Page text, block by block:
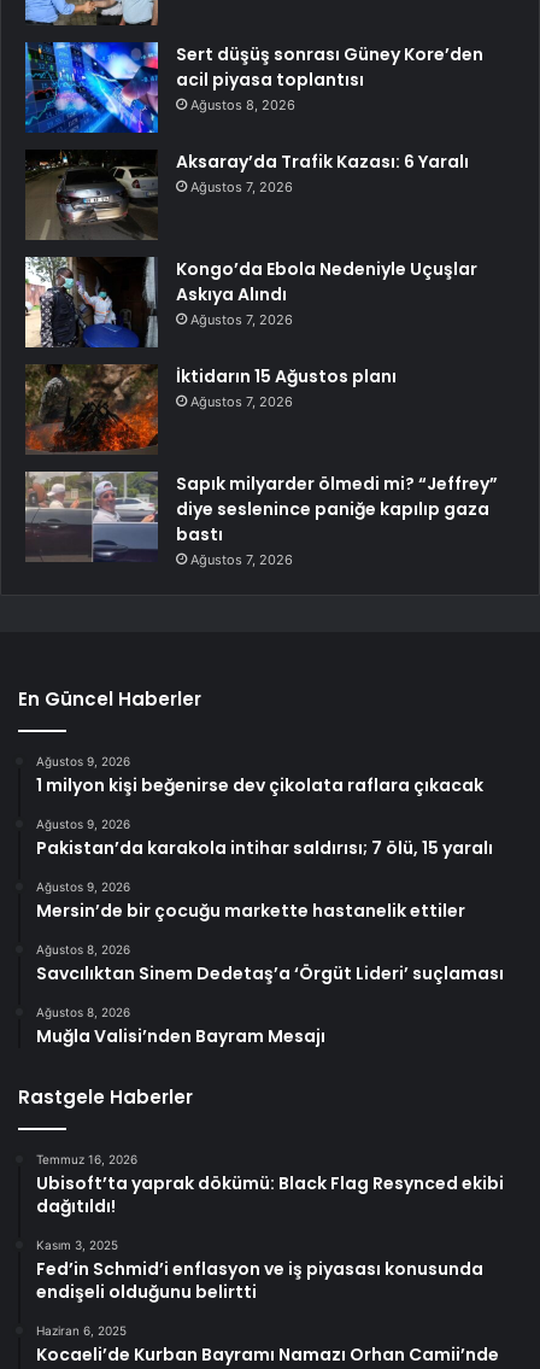
Sert düşüş sonrası Güney Kore’den
acil piyasa toplantısı
Ağustos 8, 2026
Aksaray’da Trafik Kazası: 6 Yaralı
Ağustos 7, 2026
Kongo’da Ebola Nedeniyle Uçuşlar
Askıya Alındı
Ağustos 7, 2026
İktidarın 15 Ağustos planı
Ağustos 7, 2026
Sapık milyarder ölmedi mi? “Jeffrey”
diye seslenince paniğe kapılıp gaza
bastı
Ağustos 7, 2026
En Güncel Haberler
Ağustos 9, 2026
1 milyon kişi beğenirse dev çikolata raflara çıkacak
Ağustos 9, 2026
Pakistan’da karakola intihar saldırısı; 7 ölü, 15 yaralı
Ağustos 9, 2026
Mersin’de bir çocuğu markette hastanelik ettiler
Ağustos 8, 2026
Savcılıktan Sinem Dedetaş’a ‘Örgüt Lideri’ suçlaması
Ağustos 8, 2026
Muğla Valisi’nden Bayram Mesajı
Rastgele Haberler
Temmuz 16, 2026
Ubisoft’ta yaprak dökümü: Black Flag Resynced ekibi
dağıtıldı!
Kasım 3, 2025
Fed’in Schmid’i enflasyon ve iş piyasası konusunda
endişeli olduğunu belirtti
Haziran 6, 2025
Kocaeli’de Kurban Bayramı Namazı Orhan Camii’nde